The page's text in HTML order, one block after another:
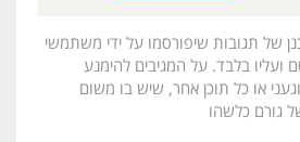
של תגובות שיפורסמו על ידי משתמשי
בלבד. על המגיבים להימנע
או כל תוכן אחר, שיש בו משום
גורם כלשהו